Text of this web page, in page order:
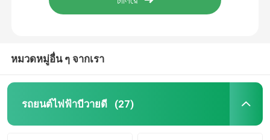
หมวดหมู่อื่น ๆ จากเรา
รถยนต์ไฟฟ้าบีวายดี (27)